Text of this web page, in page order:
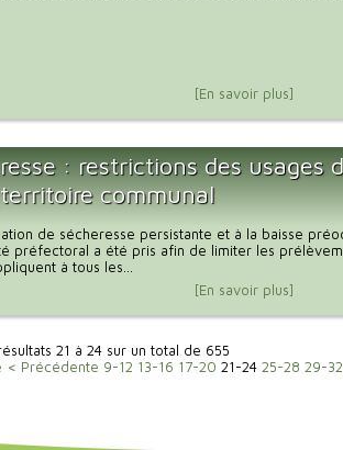
[En savoir plus]
: restrictions des usages
communal
de sécheresse persistante et à la baisse
préfectoral a été pris afin de limiter les
à tous les...
[En savoir plus]
21 à 24 sur un total de 655
< Précédente 9-12 13-16 17-20 21-24 25-28 29-32